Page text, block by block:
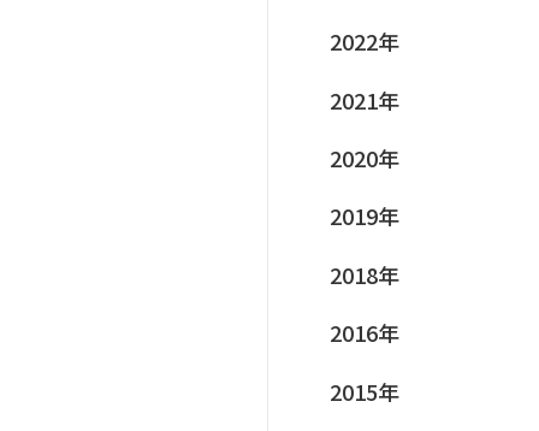
2022年
2021年
2020年
2019年
2018年
2016年
2015年